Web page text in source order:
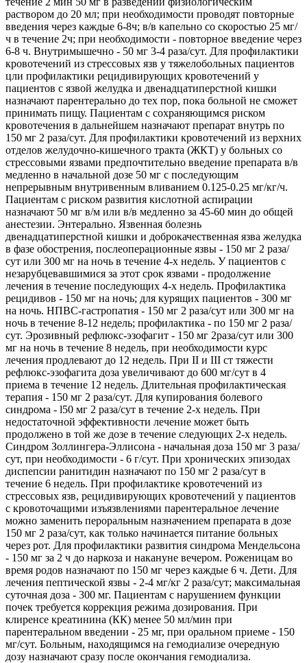
раствором до 20 мл; при необходимости проводят повторные
введения через каждые 6-8ч; в/в капельно со скоростью 25 мг/
ч в течение 2ч; при необходимости - повторное введение через
6-8 ч. Внутримышечно - 50 мг 3-4 раза/сут. Для профилактики
кровотечений из стрессовых язв у тяжелобольных пациентов
цли профилактики рецидивирующих кровотечений у
пациентов с язвой желудка и двенадцатиперстной кишки
назначают парентерально до тех пор, пока больной не сможет
принимать пищу. Пациентам с сохраняющимся риском
кровотечения в дальнейшем назначают препарат внутрь по
150 мг 2 раза/сут. Для профилактики кровотечений из верхних
отделов желудочно-кишечного тракта (ЖКТ) у больных со
стрессовыми язвами предпочтительно введение препарата в/в
медленно в начальной дозе 50 мг с последующим
непрерывным внутривенным вливанием 0.125-0.25 мг/кг/ч.
Пациентам с риском развития кислотной аспирации
назначают 50 мг в/м или в/в медленно за 45-60 мин до общей
анестезии. Энтерально. Язвенная болезнь
двенадцатиперстной кишки и доброкачественная язва желудка
в фазе обострения, послеоперационные язвы - 150 мг 2 раза/
сут или 300 мг на ночь в течение 4-х недель. У пациентов с
незарубцевавшимися за этот срок язвами - продолжение
лечения в течение последующих 4-х недель. Профилактика
рецидивов - 150 мг на ночь; для курящих пациентов - 300 мг
на ночь. НПВС-гастропатия - 150 мг 2 раза/сут или 300 мг на
ночь в течение 8-12 недель; профилактика - по 150 мг 2 раза/
сут. Эрозивный рефлюкс-эзофагит - 150 мг 2paза/сут или 300
мг на ночь в течение 8 недель, при необходимости курс
лечения продлевают до 12 недель. При II и III ст тяжести
рефлюкс-эзофагита доза увеличивают до 600 мг/сут в 4
приема в течение 12 недель. Длительная профилактическая
терапия - 150 мг 2 раза/сут. Для купирования болевого
синдрома - l50 мг 2 раза/сут в течение 2-х недель. При
недостаточной эффективности лечение может быть
продолжено в той же дозе в течение следующих 2-х недель.
Синдром Золлингера-Эллисона - начальная доза 150 мг 3 раза/
сут, при необходимости - 6 г/сут. При хронических эпизодах
диспепсии ранитидин назначают по 150 мг 2 раза/сут в
течение 6 недель. При профилактике кровотечений из
стрессовых язв, рецидивирующих кровотечений у пациентов
с кровоточащими изъязвлениями парентеральное лечение
можно заменить пероральным назначением препарата в дозе
150 мг 2 раза/сут, как только начинается питание больных
через рот. Для профилактики развития синдрома Мендельсона
- 150 мг за 2 ч до наркоза и накануне вечером. Роженицам во
время родов назначают по 150 мг через каждые 6 ч. Дети. Для
лечения пептической язвы - 2-4 мг/кг 2 раза/сут; максимальная
суточная доза - 300 мг. Пациентам с нарушением функции
почек требуется коррекция режима дозирования. При
клиренсе креатинина (КК) менее 50 мл/мин при
парентеральном введении - 25 мг, при оральном приеме - 150
мг/сут. Больным, находящимся на гемодиализе очередную
дозу назначают сразу после окончания гемодиализа.